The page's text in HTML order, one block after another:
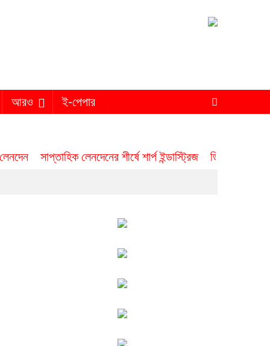
আরও ই-পেপার
সাপ্তাহিক লেনদেনের শীর্ষে শার্প ইন্ডাস্ট্রিজ ডিএসইতে